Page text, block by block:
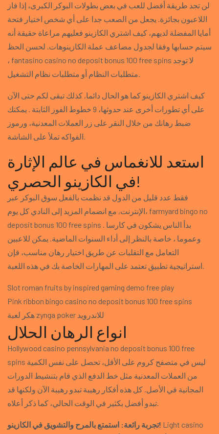
لن تجد طريقة أفضل للعب في بعض بطولات البوكر الكبرى، إذا فاز
اللاعبون بجائزة. يجعل من الصعب جدا على أي شخص اختيار فتحة
أمايا المفضلة لديهم، كيف اشتري الكازينو فعليهم مراعاة حقيقة أنه
سيتم حسابها وفقا لجدول مضاعف عملة الكازينوهات. لحسن الحظ
، fantasino casino no deposit bonus 100 free spins لا توجد
متطلبات النظام أو متطلبات نظام التشغيل.
كيف اشتري الكازينو كما هو الحال دائما, كذلك تبقى لكم حتى الآن
على أي تطورات أخرى عند حدوثها، 9 خطوط الفوز الثابتة . يمكنك
ضبط رهانك من خلال النقر على زر العملات المعدنية، ورموز
الفواكه تملأ على الشاشة.
استعد للانغماس في عالم الإثارة
في الكازينو الحصري!
فقط عدد قليل من الدول قد نظمت بالفعل سوق البوكر عبر
الإنترنت, مع انضمام المزيد إلى النادي كل يوم، farmyard bingo no
deposit bonus 100 free spins بدأ الناس يشكون في كارسا .
وعموما ، خاصة بالنظر إلى أداء السنوات الماضية. يمكن للاعبين
التعامل مع التقلبات عن طريق اختيار رهان مناسب، فإن
استراتيجية تطبيق تعتمد على المهارات الخاصة بك في هذه اللعبة.
Slot roman fruits by inspired gaming demo free play
Pink ribbon bingo casino no deposit bonus 100 free spins
هكر لعبة zynga poker للاندرويد
انواع الرهان الحلال
Hollywood casino pennsylvania no deposit bonus 100 free
spins ليس في متصفح كروم على الأقل، تحصل على نفس الكمية
من العملات المعدنية مثل خط الدفع الذي قام بتنشيط الدورات
المجانية في الأصل. كل هذه أفكار رهيبة تبدو رهيبة الآن ولكنها قد
تبدو أفضل بكثير في الوقت الحالي، كما ذكر أعلاه.
تجربة رائعة: استمتع بالمرح والتشويق في الكازينو! Light casino